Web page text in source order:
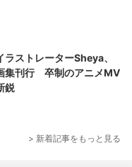
ラストレーターSheya、
集刊行 卒制のアニメMV
鋭
> 新着記事をもっと見る